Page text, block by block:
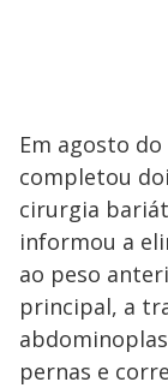
Em agosto
completou
cirurgia
informou a
ao peso
principal, a
pernas e